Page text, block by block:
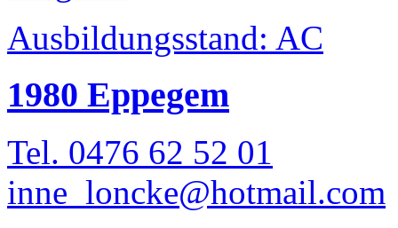
Ausbildungsstand: AC
1980 Eppegem
Tel. 0476 62 52 01
inne_loncke@hotmail.com